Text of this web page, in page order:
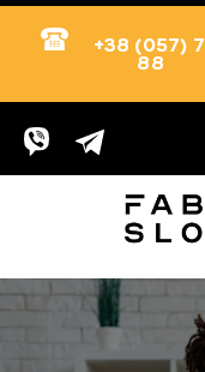
+38 (057)
88